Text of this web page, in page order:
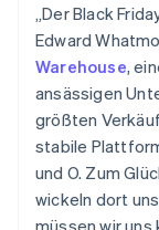
„Der Black
Edward
Warehouse,
ansässigen
größten
stabile
und O. Zum
wickeln dort
müssen wir
Finnland
English
Frankreich
Français
Gibraltar
English
English
Indien